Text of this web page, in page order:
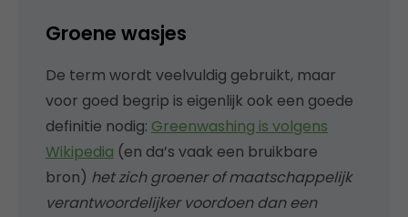
Groene wasjes
De term wordt veelvuldig gebruikt, maar
voor goed begrip is eigenlijk ook een goede
definitie nodig: Greenwashing is volgens
Wikipedia (en da’s vaak een bruikbare
bron) het zich groener of maatschappelijk
verantwoordelijker voordoen dan een